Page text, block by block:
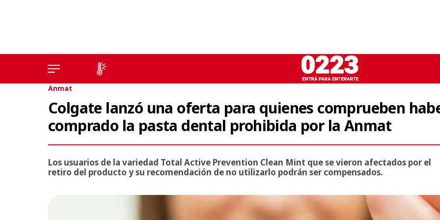
Anmat
Colgate lanzó una oferta para quienes comprueben
comprado la pasta dental prohibida por la Anmat
Los usuarios de la variedad Total Active Prevention Clean Mint que se vieron afectados por el
retiro del producto y su recomendación de no utilizarlo podrán ser compensados.